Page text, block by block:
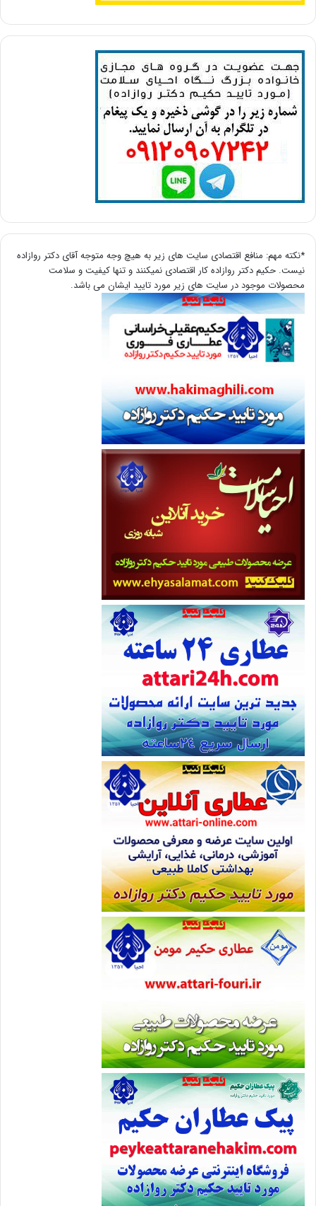
*نکته مهم: منافع اقتصادی سایت های زیر به هیچ وجه متوجه آقای دکتر روازاده
نیست. حکیم دکتر روازاده کار اقتصادی نمیکنند و تنها کیفیت و سلامت
محصولات موجود در سایت های زیر مورد تایید ایشان می باشد.